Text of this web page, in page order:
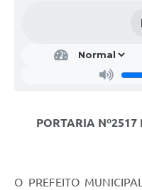
PORTARIA Nº2517
O PREFEITO